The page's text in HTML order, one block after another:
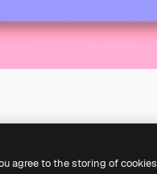
agree to the storing of